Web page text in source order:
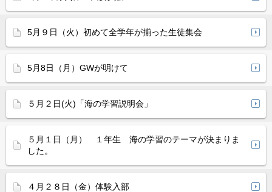
5月９日（火）初めて全学年が揃った生徒集会
5月8日（月）GWが明けて
５月２日(火)「海の学習説明会」
５月１日（月） １年生 海の学習のテーマが決まりま
した。
４月２８日（金）体験入部